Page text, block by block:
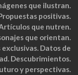
que ilustran.
positivas.
que nutren.
que orientan.
Datos de
Descubrimientos.
y perspectivas.